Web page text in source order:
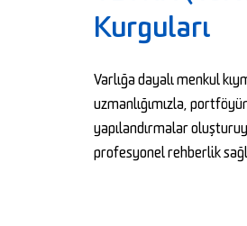
Kurguları
Varlığa dayalı menkul
uzmanlığımızla,
yapılandırmalar
profesyonel rehberlik